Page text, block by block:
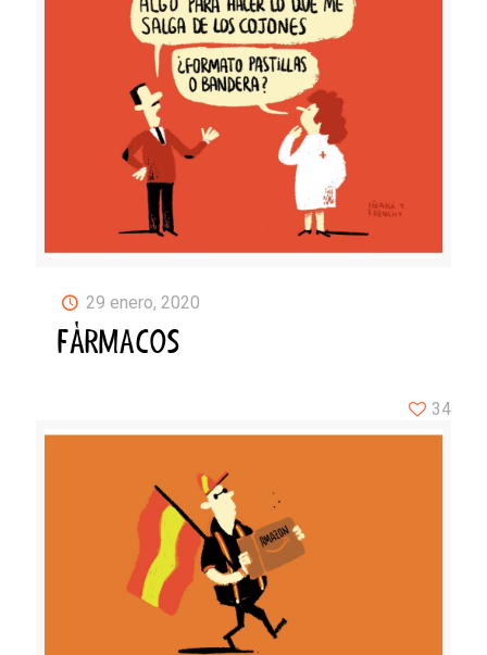
29 enero, 2020
FÁRMACOS
34